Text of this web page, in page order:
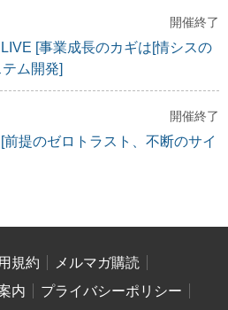
開催終了
[事業成長のカギは[情シスの
ム開発]
開催終了
前提のゼロトラスト、不断のサイ
規約
メルマガ購読
内
プライバシーポリシー